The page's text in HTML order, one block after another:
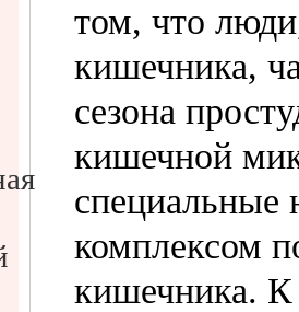
том, что
кишечника,
сезона
кишечной
специальные
комплексом
кишечника. К